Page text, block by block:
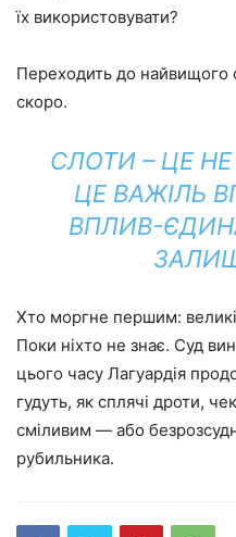
їх використовувати?
Переходить до найвищого
скоро.
СЛОТИ – ЦЕ
ЦЕ ВАЖІЛЬ
ВПЛИВ-
Хто моргне першим: великі
Поки ніхто не знає. Суд
цього часу Лагуардія
гудуть, як сплячі дроти,
сміливим — або
рубильника.